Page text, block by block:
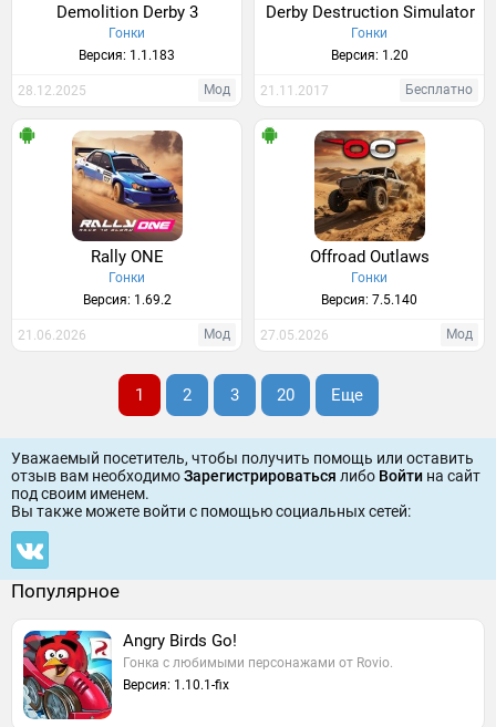
Demolition Derby 3
Гонки
Версия: 1.1.183
28.12.2025 Мод
Derby Destruction Simulator
Гонки
Версия: 1.20
21.11.2017 Бесплатно
Rally ONE
Гонки
Версия: 1.69.2
21.06.2026 Мод
Offroad Outlaws
Гонки
Версия: 7.5.140
27.05.2026 Мод
1 2 3 20 Еще
Уважаемый посетитель, чтобы получить помощь или оставить
отзыв вам необходимоЗарегистрироваться либо Войти на сайт
под своим именем.
Вы также можете войти c помощью социальных сетей:
Популярное
Angry Birds Go!
Гонка с любимыми персонажами от Rovio.
Версия: 1.10.1-fix